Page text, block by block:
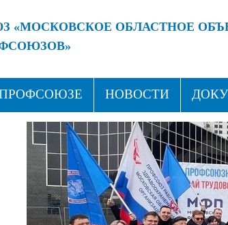
«МОСКОВСКОЕ ОБЛАСТНОЕ
НОВОСТИ
ЗДРАВНИЦЫ КОНТАКТЫ